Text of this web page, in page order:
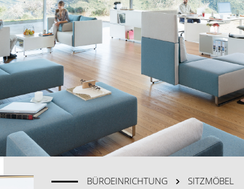
BÜROEINRICHTUNG SITZMÖBEL